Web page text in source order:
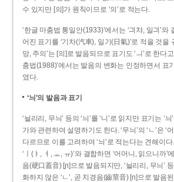
수 있지만 [의]가 원칙이므로 ‘의’로 적는다.
‘한글 마춤법 통일안(1933)’에서는 ‘긔챠, 일긔’와
어진 표기를 ‘기차(汽車), 일기(日氣)’로 적을 것을
망, 주의’는 [의]로 발음되므로 표기도 ‘ㅢ’로 한다
춤법(1988)’에서는 발음의 변화는 인정하면서 표
였다.
‘늬’의 발음과 표기
‘늴리리, 무늬’ 등의 ‘늬’를 ‘니’로 읽지만 표기는 ‘
가와 관련하여 설명하기도 한다. ‘무늬’의 ‘ㄴ’은 ‘
다르므로 이를 고려하여 ‘늬’로 적는다는 견해이다
‘ㅣ(ㅑ, ㅕ, ㅛ, ㅠ)’와 결합하면 ‘어머니, 읽으니까’
음(硬口蓋音) [ɲ]으로 발음되지만, ‘늴리리, 무늬’
화하지 않은 ‘ㄴ’, 곧 치경음(齒莖音) [n]으로 발음